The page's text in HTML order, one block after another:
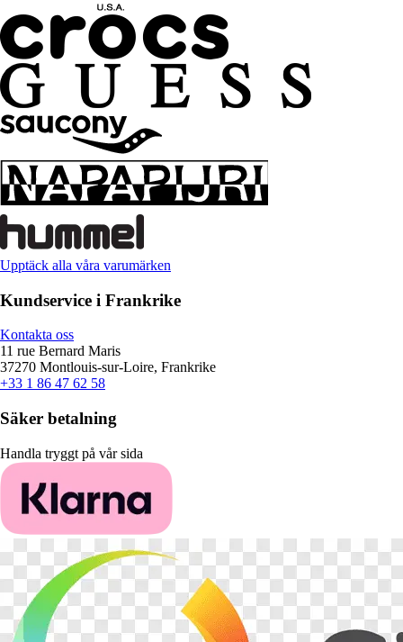
Upptäck alla våra varumärken
Kundservice i Frankrike
Kontakta oss
11 rue Bernard Maris
37270 Montlouis-sur-Loire, Frankrike
+33 1 86 47 62 58
Säker betalning
Handla tryggt på vår sida